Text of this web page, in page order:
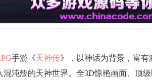
手游《天神传》，以神话为背景，富
沌般的天神世界。全3D惊艳画面、顶级